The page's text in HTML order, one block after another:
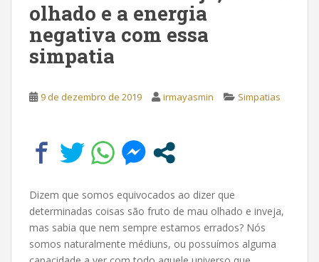
olhado e a energia
negativa com essa
simpatia
9 de dezembro de 2019 irmayasmin Simpatias
Dizem que somos equivocados ao dizer que
determinadas coisas são fruto de mau olhado e inveja,
mas sabia que nem sempre estamos errados? Nós
somos naturalmente médiuns, ou possuímos alguma